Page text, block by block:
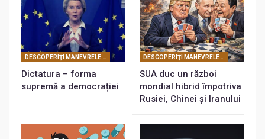
DESCOPERIŢI MANEVRELE FRANCMASONERIEI
Dictatura – forma
supremă a democrației
DESCOPERIŢI MANEVRELE FRANCMASONERIEI
SUA duc un război
mondial hibrid împotriva
Rusiei, Chinei și Iranului